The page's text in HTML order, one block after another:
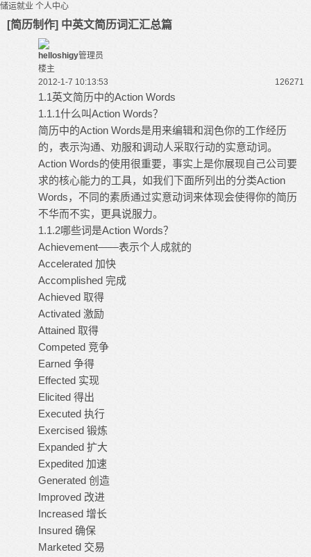
储运就业 个人中心
[简历制作] 中英文简历词汇汇总篇
helloshigy管理员
楼主
2012-1-7 10:13:53
126271
1.1英文简历中的Action Words
1.1.1什么叫Action Words？
简历中的Action Words是用来编辑和润色你的工作经历
的，表示沟通、劝服和调动人采取行动的实意动词。
Action Words的使用很重要，事实上是你展现自己公司要
求的核心能力的工具，如我们下面所列出的分类Action
Words，不同的素质通过实意动词来体现会使得你的简历
不华而不实，更具说服力。
1.1.2哪些词是Action Words？
Achievement——表示个人成就的
Accelerated 加快
Accomplished 完成
Achieved 取得
Activated 激励
Attained 取得
Competed 竞争
Earned 争得
Effected 实现
Elicited 得出
Executed 执行
Exercised 锻炼
Expanded 扩大
Expedited 加速
Generated 创造
Improved 改进
Increased 增长
Insured 确保
Marketed 交易